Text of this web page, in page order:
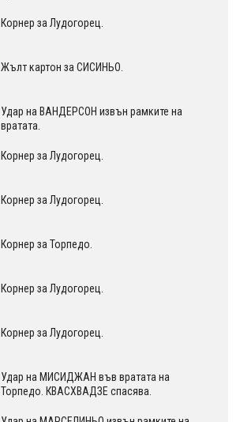
Корнер за Лудогорец.
Жълт картон за СИСИНЬО.
Удар на ВАНДЕРСОН извън рамките на
вратата.
Корнер за Лудогорец.
Корнер за Лудогорец.
Корнер за Торпедо.
Корнер за Лудогорец.
Корнер за Лудогорец.
Удар на МИСИДЖАН във вратата на
Торпедо. КВАСХВАДЗЕ спасява.